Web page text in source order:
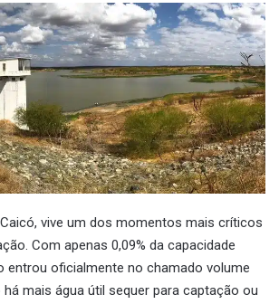
e-
vive um dos momentos mais críticos
Com apenas 0,09% da capacidade
entrou oficialmente no chamado volume
mais água útil sequer para captação ou